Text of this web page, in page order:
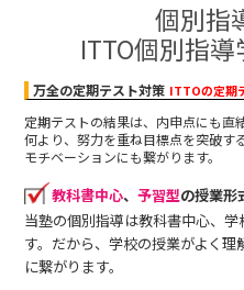
個別指
ITTO個別指
万全の定期テスト対策 ITTOの定期
定期テストの結果は、内申点にも直
何より、努力を重ね目標点を突破す
モチベーションにも繋がります。
教科書中心、 予習型の授業形
当塾の個別指導は教科書中心、
す。だから、学校の授業がよく
に繋がります。